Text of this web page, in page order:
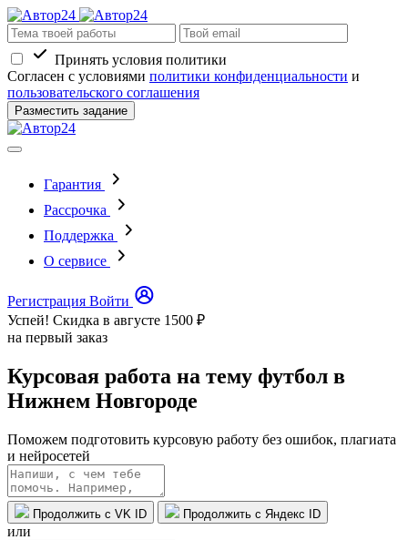
Принять условия политики
Согласен с условиями политики конфиденциальности и
пользовательского соглашения
Разместить задание
Гарантия
Рассрочка
Поддержка
О сервисе
Регистрация Войти
Успей! Скидка в августе 1500 ₽
на первый заказ
Курсовая работа на тему футбол в
Нижнем Новгороде
Поможем подготовить курсовую работу без ошибок, плагиата
и нейросетей
Продолжить с VK ID Продолжить с Яндекс ID
или